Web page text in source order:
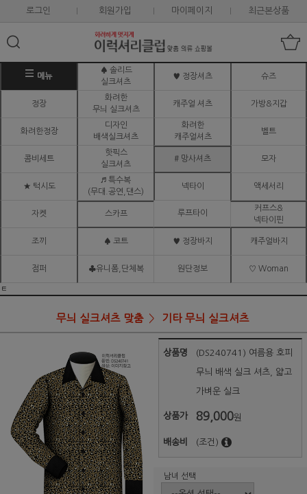
로그인 회원가입 마이페이지 최근본상품
메뉴
♠ 솔리드
실크셔츠
♥ 정장셔츠 슈즈
정장
화려한
무늬 실크셔츠
캐주얼 셔츠 가방&지갑
화려한정장
디자인
배색실크셔츠
화려한
캐주얼셔츠
벨트
콤비세트
핫픽스
실크셔츠
# 망사셔츠 모자
★ 턱시도
♬ 특수복
(무대.공연,댄스)
넥타이 액세서리
자켓 스카프 루프타이
커프스&
넥타이핀
조끼 ♠ 코트 ♥ 정장바지 캐주얼바지
점퍼 ♣유니폼,단체복 원단정보 ♡ Woman
ㅌ
무늬 실크셔츠 맞춤 기타 무늬 실크셔츠
상품명 (DS240741) 여름용 호피
무늬 배색 실크 셔츠, 얇고
가벼운 실크
상품가 89,000원
배송비 (조건)
남녀 선택